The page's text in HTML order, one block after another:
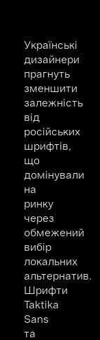
Українські
дизайнери
прагнуть
зменшити
залежність
від
російських
шрифтів,
що
домінували
на
ринку
через
обмежений
вибір
локальних
альтернатив.
Шрифти
Taktika
Sans
та